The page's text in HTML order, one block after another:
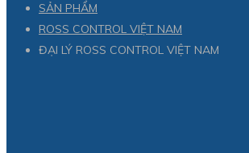
SẢN PHẨM
ROSS CONTROL VIỆT NAM
ĐẠI LÝ ROSS CONTROL VIỆT NAM